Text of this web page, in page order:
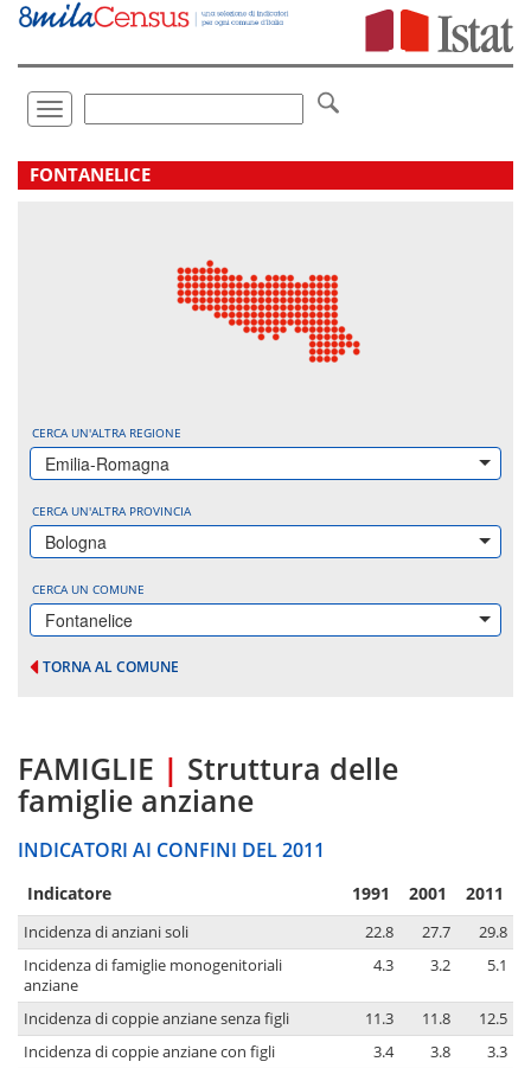
Vai
direttamente
Toggle
navigation
.
FONTANELICE
CERCA UN'ALTRA REGIONE
Emilia-Romagna
CERCA UN'ALTRA PROVINCIA
Bologna
CERCA UN COMUNE
Fontanelice
TORNA AL COMUNE
FAMIGLIE | Struttura delle
famiglie anziane
INDICATORI AI CONFINI DEL 2011
Indicatore 1991 2001 2011
Incidenza di anziani soli 22.8 27.7
29.8
Incidenza di famiglie monogenitoriali
anziane
4.3 3.2 5.1
Incidenza di coppie anziane senza figli 11.3 11.8
12.5
Incidenza di coppie anziane con figli
3.4 3.8 3.3